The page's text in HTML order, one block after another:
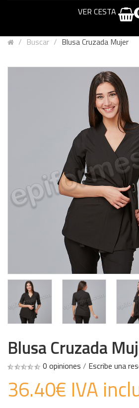
VER CESTA
Buscar Blusa Cruzada Mujer
Blusa Cruzada
0 opiniones / Escribe una
36.40€ IVA